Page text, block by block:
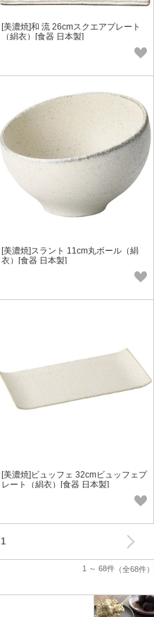
[美濃焼]和 流 26cmスクエアプレート
（絹衣）[食器 日本製]
[美濃焼]スラント 11cm丸ボール（絹
衣）[食器 日本製]
[美濃焼]ビュッフェ 32cmビュッフェプ
レート（絹衣）[食器 日本製]
1 ～ 68件 （全68件）
1